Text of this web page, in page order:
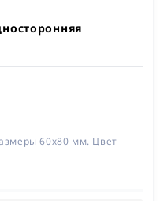
60х80 мм. Цвет